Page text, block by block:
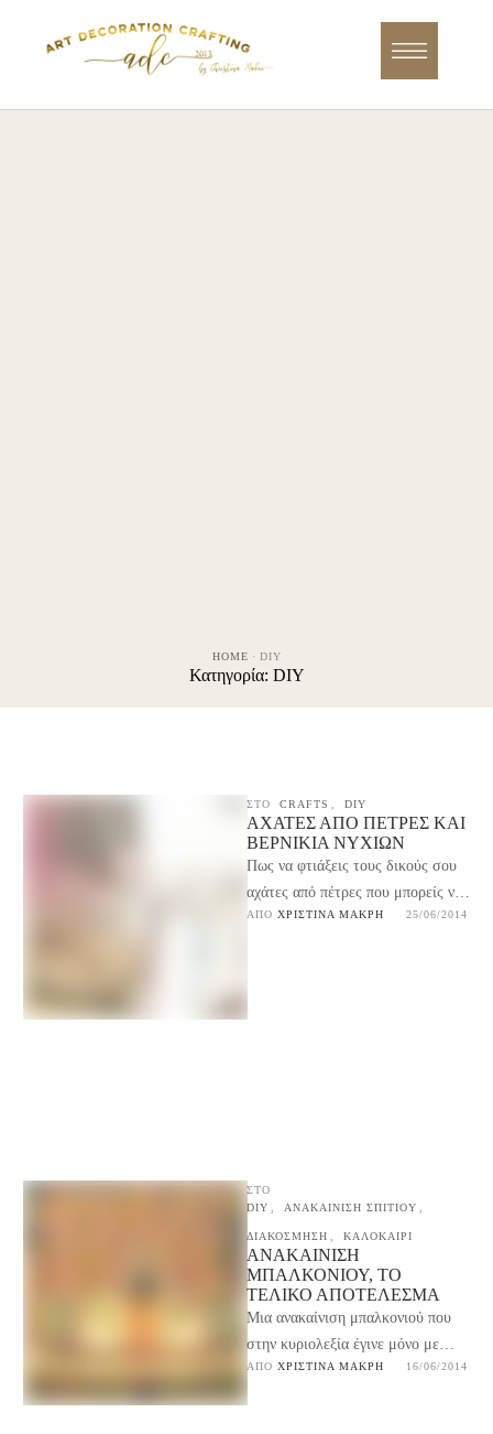
HOME · DIY
Κατηγορία: DIY
ΣΤΟ CRAFTS DIY
ΑΧΆΤΕΣ ΑΠΌ ΠΈΤΡΕΣ ΚΑΙ
ΒΕΡΝΊΚΙΑ ΝΥΧΙΏΝ
Πως να φτιάξεις τους δικούς σου
αχάτες από πέτρες που μπορείς να
μαζέψεις ακόμη και από τον δρόμο
ΑΠΌ ΧΡΙΣΤΊΝΑ ΜΑΚΡΉ 25/06/2014
ΣΤΟ
DIY
ΑΝΑΚΑΙΝΙΣΗ ΣΠΙΤΙΟΥ
ΔΙΑΚΟΣΜΗΣΗ ΚΑΛΟΚΑΙΡΙ
ΑΝΑΚΑΊΝΙΣΗ
ΜΠΑΛΚΟΝΙΟΎ, ΤΟ
ΤΕΛΙΚΌ ΑΠΟΤΈΛΕΣΜΑ
Μια ανακαίνιση μπαλκονιού που
στην κυριολεξία έγινε μόνο με
προσωπική εργασία σε έπιπλα και
διακοσμητικά, πολλές ιδέες και …
ΑΠΌ ΧΡΙΣΤΊΝΑ ΜΑΚΡΉ 16/06/2014